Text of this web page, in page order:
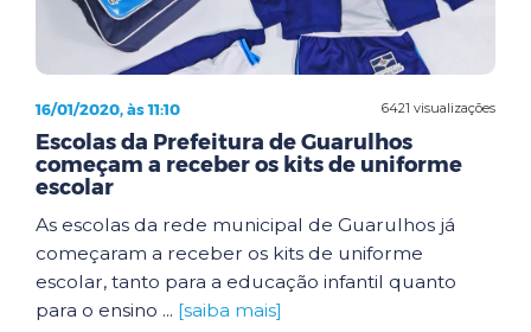
6421 visualizações
16/01/2020, às 11:10
Escolas da Prefeitura de Guarulhos
começam a receber os kits de uniforme
escolar
As escolas da rede municipal de Guarulhos já
começaram a receber os kits de uniforme
escolar, tanto para a educação infantil quanto
para o ensino ... [saiba mais]